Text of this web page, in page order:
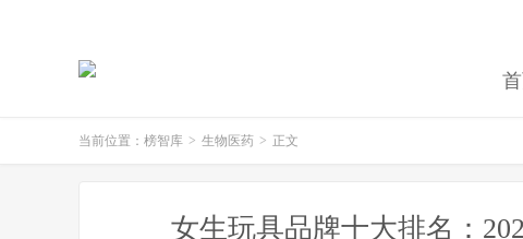
当前位置： 榜智库 > 生物医药 > 正文
女生玩具品牌十大排名：